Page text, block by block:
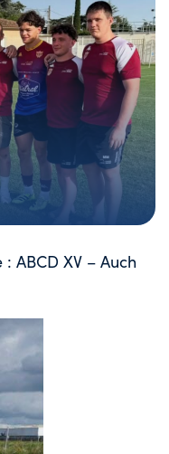
ABCD XV – Auch